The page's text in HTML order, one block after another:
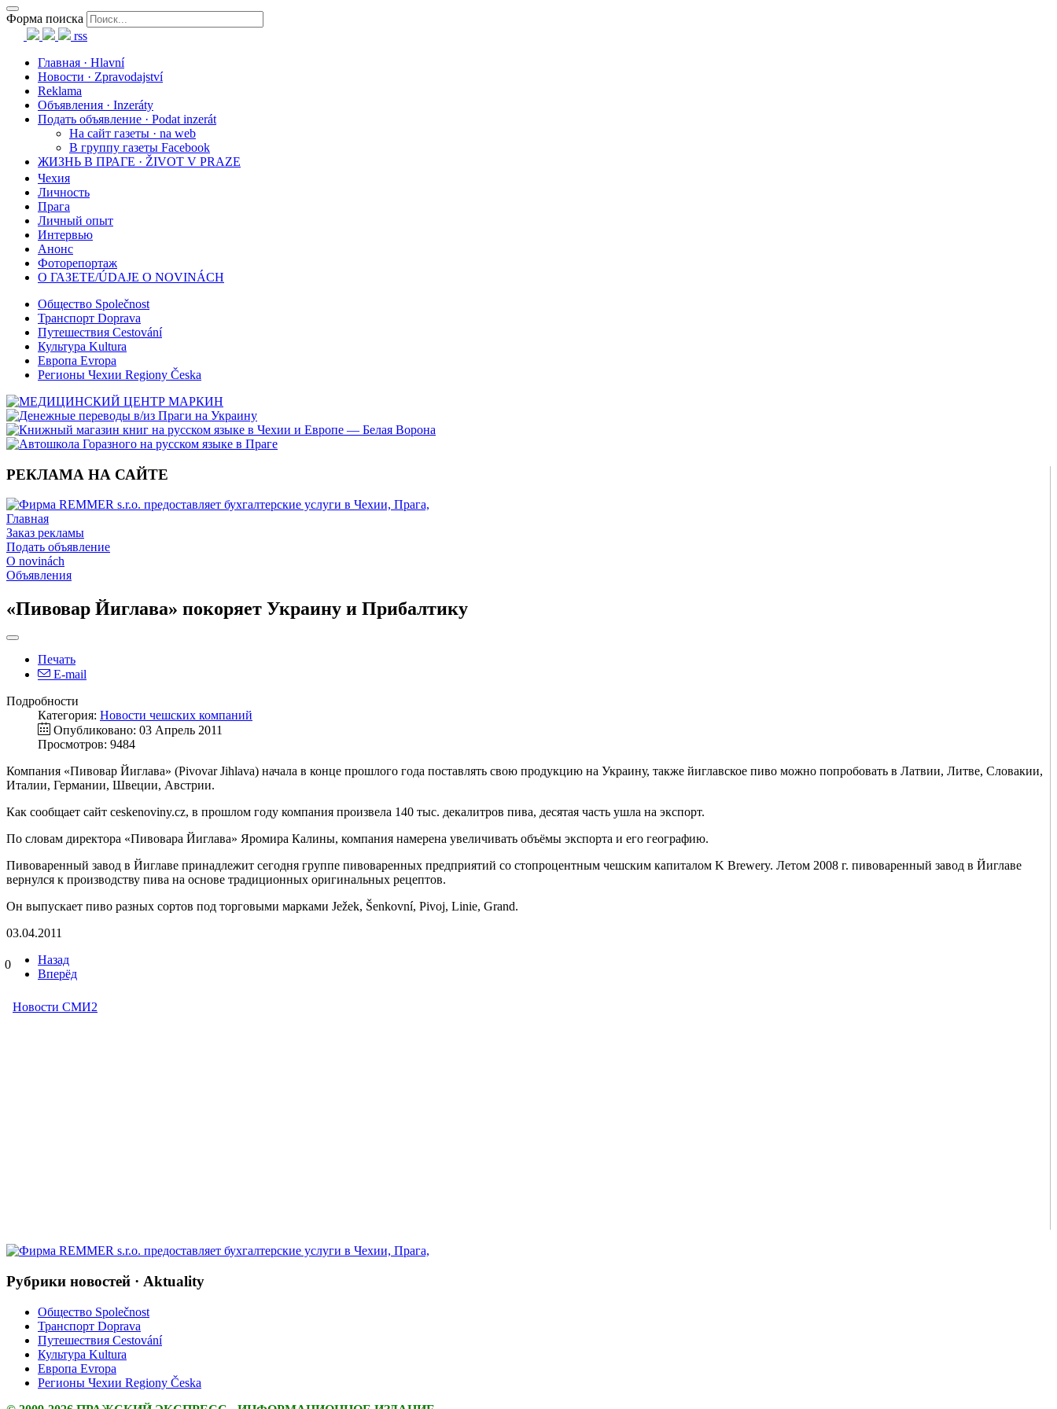
Форма поиска
rss
Главная · Hlavní
Новости · Zpravodajství
Reklama
Объявления · Inzeráty
Подать объявление · Podat inzerát
На сайт газеты · na web
В группу газеты Facebook
ЖИЗНЬ В ПРАГЕ · ŽIVOT V PRAZE
Чехия
Личность
Прага
Личный опыт
Интервью
Анонс
Фоторепортаж
О ГАЗЕТЕ/ÚDAJE O NOVINÁCH
Общество Společnost
Транспорт Doprava
Путешествия Cestování
Культура Kultura
Европа Evropa
Регионы Чехии Regiony Česka
РЕКЛАМА НА САЙТЕ
Главная
Заказ рекламы
Подать объявление
O novinách
Объявления
«Пивовар Йиглава» покоряет Украину и Прибалтику
Печать
E-mail
Подробности
Категория: Новости чешских компаний
Опубликовано: 03 Апрель 2011
Просмотров: 9484
Компания «Пивовар Йиглава» (Pivovar Jihlava) начала в конце прошлого года поставлять свою продукцию на Украину, также йиглавское пиво можно попробовать в Латвии, Литве, Словакии,
Италии, Германии, Швеции, Австрии.
Как сообщает сайт ceskenoviny.cz, в прошлом году компания произвела 140 тыс. декалитров пива, десятая часть ушла на экспорт.
По словам директора «Пивовара Йиглава» Яромира Калины, компания намерена увеличивать объёмы экспорта и его географию.
Пивоваренный завод в Йиглаве принадлежит сегодня группе пивоваренных предприятий со стопроцентным чешским капиталом K Brewery. Летом 2008 г. пивоваренный завод в Йиглаве
вернулся к производству пива на основе традиционных оригинальных рецептов.
Он выпускает пиво разных сортов под торговыми марками Ježek, Šenkovní, Pivoj, Linie, Grand.
03.04.2011
0
Назад
Вперёд
Рубрики новостей · Aktuality
Общество Společnost
Транспорт Doprava
Путешествия Cestování
Культура Kultura
Европа Evropa
Регионы Чехии Regiony Česka